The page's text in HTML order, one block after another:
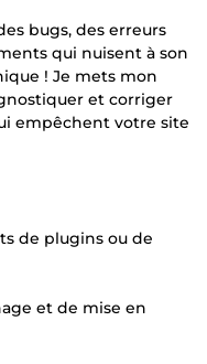
bugs, des erreurs
qui nuisent à son
! Je mets mon
et corriger
empêchent votre site
de plugins ou de
et de mise en